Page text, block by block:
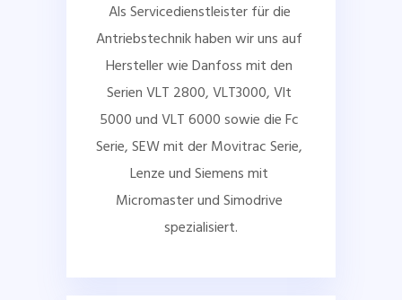
Als Servicedienstleister für die
Antriebstechnik haben wir uns auf
Hersteller wie Danfoss mit den
Serien VLT 2800, VLT3000, Vlt
5000 und VLT 6000 sowie die Fc
Serie, SEW mit der Movitrac Serie,
Lenze und Siemens mit
Micromaster und Simodrive
spezialisiert.